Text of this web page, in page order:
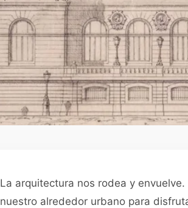
La arquitectura nos rodea y
nuestro alrededor urbano para